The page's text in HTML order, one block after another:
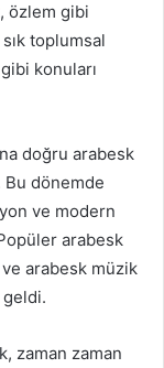
özlem gibi
toplumsal
konuları
doğru arabesk
Bu dönemde
ve modern
arabesk
ve arabesk müzik
geldi.
zaman zaman